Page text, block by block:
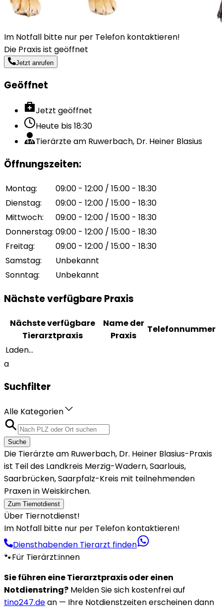
Im Notfall bitte nur per Telefon kontaktieren!
Die Praxis ist geöffnet
Jetzt anrufen
Geöffnet
Jetzt geöffnet
Heute bis18:30
Tierärzte am Ruwerbach, Dr. Heiner Blasius
Öffnungszeiten:
Montag:
09:00 - 12:00 / 15:00 - 18:30
Dienstag:
09:00 - 12:00 / 15:00 - 18:30
Mittwoch:
09:00 - 12:00 / 15:00 - 18:30
Donnerstag: 09:00 - 12:00 / 15:00 - 18:30
Freitag:
09:00 - 12:00 / 15:00 - 18:30
Samstag:
Unbekannt
Sonntag: Unbekannt
Nächste verfügbare Praxis
Nächste verfügbare
Tierarztpraxis
Name der
Praxis
Telefonnummer
Laden...
a
Suchfilter
Alle Kategorien
Suche
Die Tierärzte am Ruwerbach, Dr. Heiner Blasius-Praxis
ist Teil des Landkreis Merzig-Wadern, Saarlouis,
Saarbrücken, Saarpfalz-Kreis mit teilnehmenden
Praxen in Weiskirchen.
Zum Tiernotdienst
Über Tiernotdienst!
Im Notfall bitte nur per Telefon kontaktieren!
Diensthabenden Tierarzt finden
🐾Für Tierärzt:innen
Sie führen eine Tierarztpraxis oder einen
Notdienstring? Melden Sie sich kostenfrei auf
tino247.dean — Ihre Notdienstzeiten erscheinen dann